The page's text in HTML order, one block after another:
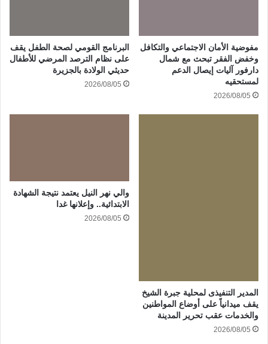
مفوضية الأمان الاجتماعي والتكافل
وخفض الفقر تبحث مع شمال
دارفور آليات إيصال الدعم
لمستحقيه
2026/08/05
البرنامج القومي لصحة الطفل يقف
على نظام الترصد المرضي للأطفال
حديثي الولادة بالجزيرة
2026/08/05
المدير التنفيذى لمحلية جبرة الشيخ
يقف ميدانياً على أوضاع المواطنين
والخدمات عقب تحرير المدينة
2026/08/05
والي نهر النيل يعتمد نتيجة الشهادة
الابتدائية.. وإعلانها غدا
2026/08/05